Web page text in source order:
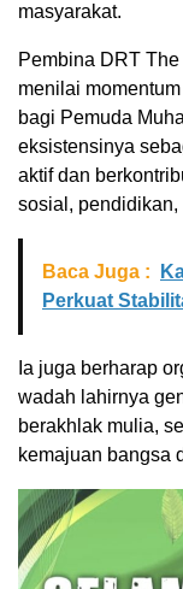
masyarakat.
Pembina DRT
menilai
bagi Pemuda
eksistensinya
aktif dan
sosial,
Baca Juga :
Perkuat
Ia juga berharap
wadah lahirnya
berakhlak mulia,
kemajuan bangsa